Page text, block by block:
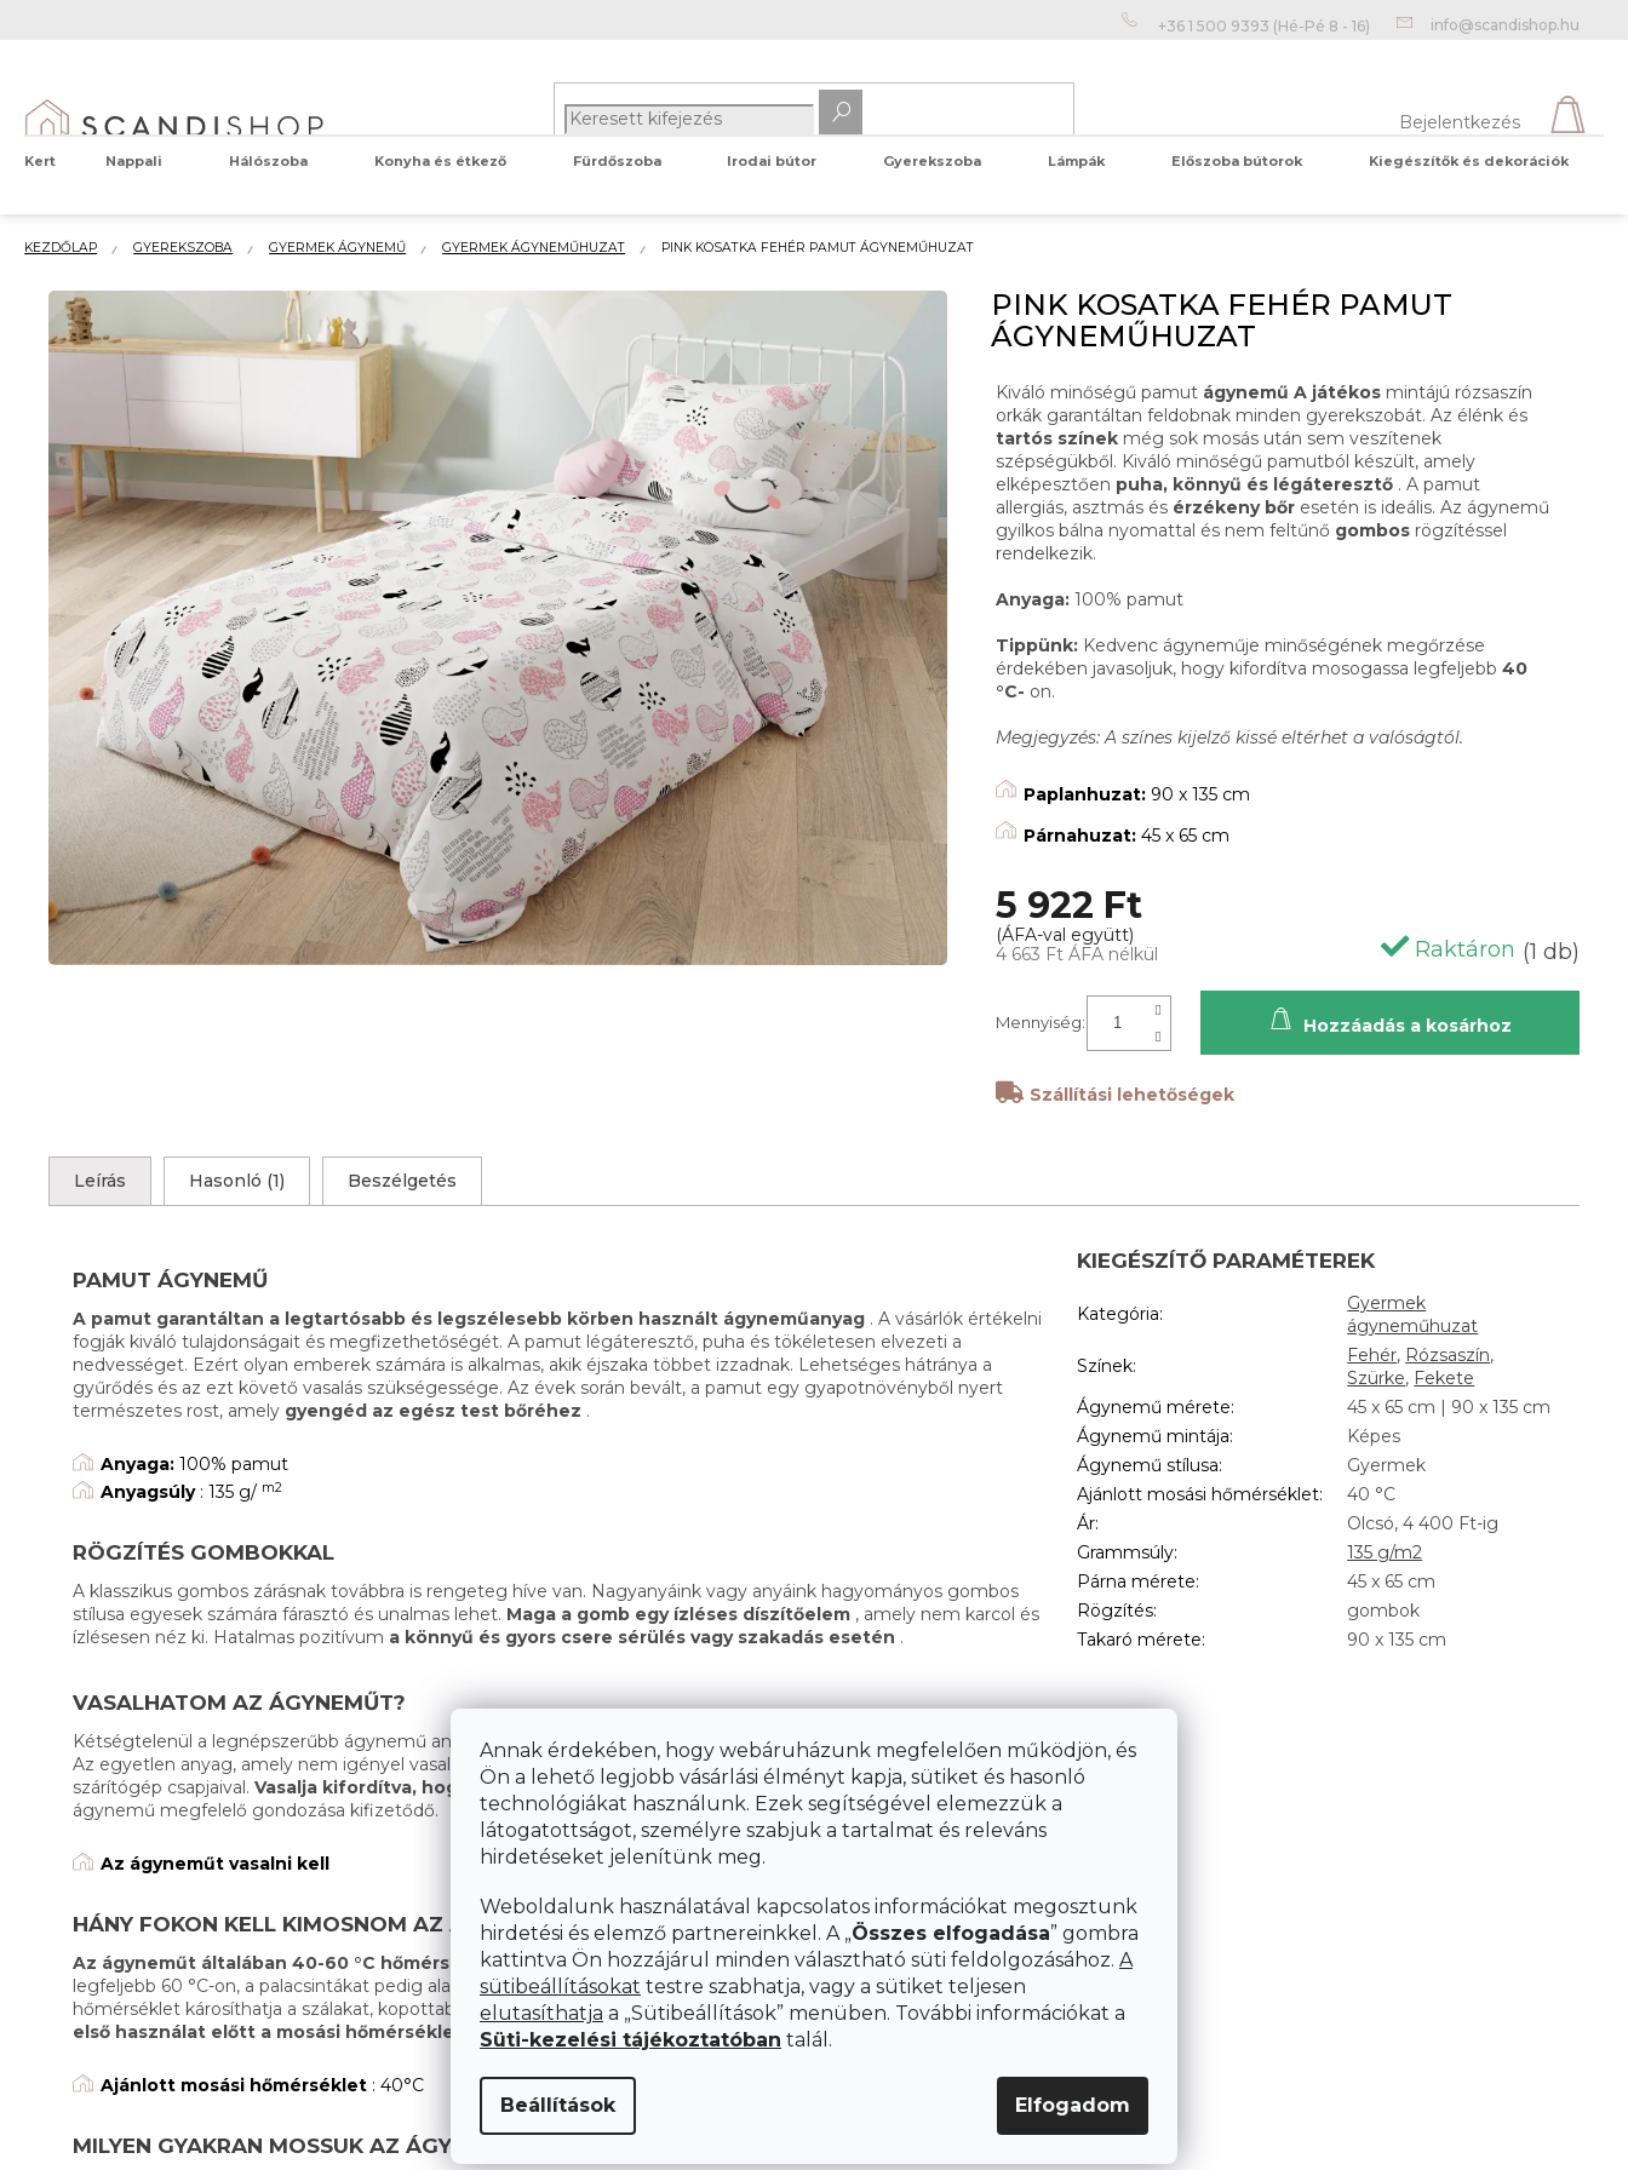
Annak érdekében, hogy webáruházunk megfelelően működjön, és
Ön a lehető legjobb vásárlási élményt kapja, sütiket és hasonló
technológiákat használunk. Ezek segítségével elemezzük a
látogatottságot, személyre szabjuk a tartalmat és releváns
hirdetéseket jelenítünk meg.
Weboldalunk használatával kapcsolatos információkat megosztunk
hirdetési és elemző partnereinkkel. A „Összes elfogadása” gombra
kattintva Ön hozzájárul minden választható süti feldolgozásához. A
sütibeállításokat testre szabhatja, vagy a sütiket teljesen
elutasíthatja a „Sütibeállítások” menüben. További információkat a
Süti-kezelési tájékoztatóban talál.
Beállítások Elfogadom
+36 1 500 9393 (Hé-Pé 8 - 16) info@scandishop.hu
Bejelentkezés
Kert Nappali Hálószoba Konyha és étkező Fürdőszoba Irodai bútor Gyerekszoba Lámpák Előszoba bútorok Kiegészítők és dekorációk
KEZDŐLAP GYEREKSZOBA GYERMEK ÁGYNEMŰ GYERMEK ÁGYNEMŰHUZAT PINK KOSATKA FEHÉR PAMUT ÁGYNEMŰHUZAT
PINK KOSATKA FEHÉR PAMUT
ÁGYNEMŰHUZAT
5 922 Ft
4 663 Ft ÁFA nélkül Raktáron (1 db)
Szállítási lehetőségek
Hozzáadás a kosárhoz
Kiváló minőségű pamut ágynemű A játékos mintájú rózsaszín
orkák garantáltan feldobnak minden gyerekszobát. Az élénk és
tartós színek még sok mosás után sem veszítenek
szépségükből. Kiváló minőségű pamutból készült, amely
elképesztően puha, könnyű és légáteresztő . A pamut
allergiás, asztmás és érzékeny bőr esetén is ideális. Az ágynemű
gyilkos bálna nyomattal és nem feltűnő gombos rögzítéssel
rendelkezik.
Anyaga: 100% pamut
Tippünk: Kedvenc ágyneműje minőségének megőrzése
érdekében javasoljuk, hogy kifordítva mosogassa legfeljebb40
°C- on.
Megjegyzés: A színes kijelző kissé eltérhet a valóságtól.
Paplanhuzat: 90 x 135 cm
Párnahuzat: 45 x 65 cm
Leírás Hasonló (1) Beszélgetés
PAMUT ÁGYNEMŰ
A pamut garantáltan a legtartósabb és legszélesebb körben használt ágyneműanyag . A vásárlók értékelni
fogják kiváló tulajdonságait és megfizethetőségét. A pamut légáteresztő, puha és tökéletesen elvezeti a
nedvességet. Ezért olyan emberek számára is alkalmas, akik éjszaka többet izzadnak. Lehetséges hátránya a
gyűrődés és az ezt követő vasalás szükségessége. Az évek során bevált, a pamut egy gyapotnövényből nyert
természetes rost, amely gyengéd az egész test bőréhez .
Anyaga: 100% pamut
Anyagsúly: 135 g/ m2
RÖGZÍTÉS GOMBOKKAL
A klasszikus gombos zárásnak továbbra is rengeteg híve van. Nagyanyáink vagy anyáink hagyományos gombos
stílusa egyesek számára fárasztó és unalmas lehet. Maga a gomb egy ízléses díszítőelem , amely nem karcol és
ízlésesen néz ki. Hatalmas pozitívum a könnyű és gyors csere sérülés vagy szakadás esetén .
VASALHATOM AZ ÁGYNEMŰT?
Kétségtelenül a legnépszerűbb ágynemű anyagokat, mint a pamut, pamut szatén vagy mikroszálasvasalni kell.
Az egyetlen anyag, amely nem igényel vasalást, a krepp. Az ágynemű mosása után azonnal kapcsolja ki a
szárítógép csapjaival.Vasalja kifordítva, hogy elkerülje az anyag károsodását és a szín fakulását. Az
ágynemű megfelelő gondozása kifizetődő.
Az ágyneműt vasalni kell
HÁNY FOKON KELL KIMOSNOM AZ ÁGYNEMŰT?
Az ágyneműt általában 40-60 °C hőmérséklet-tartományban mossuk . A fehér vagy pamut ágyneműt
legfeljebb 60 °C-on, a palacsintákat pedig alacsonyabb hőmérsékleten kell mosni. Összességében a magas mosási
hőmérséklet károsíthatja a szálakat, kopottabb megjelenést kölcsönözhet, vagy a színek kifakulását okozhatja.Az
első használat előtt a mosási hőmérséklet min. 40°C.
Ajánlott mosási hőmérséklet : 40°C
MILYEN GYAKRAN MOSSUK AZ ÁGYNEMŰT?
KIEGÉSZÍTŐ PARAMÉTEREK
Kategória:
Gyermek
ágyneműhuzat
Színek: Fehér, Rózsaszín,
Szürke, Fekete
Ágynemű mérete:
45 x 65 cm | 90 x 135 cm
Ágynemű mintája:
Képes
Ágynemű stílusa:
Gyermek
Ajánlott mosási hőmérséklet:
40 °C
Ár:
Olcsó, 4 400 Ft-ig
Grammsúly:
135 g/m2
Párna mérete:
45 x 65 cm
Rögzítés:
gombok
Takaró mérete: 90 x 135 cm